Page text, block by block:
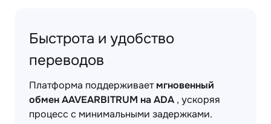
Быстрота и удобство
переводов
Платформа поддерживаетмгновенный
обмен AAVEARBITRUM на ADA , ускоряя
процесс с минимальными задержками.